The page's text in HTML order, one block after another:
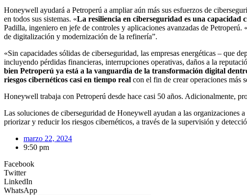
Honeywell ayudará a Petroperú a ampliar aún más sus esfuerzos de
en todos sus sistemas. «La resiliencia en ciberseguridad es una
Padilla, ingeniero en jefe de controles y aplicaciones avanzadas de
de digitalización y modernización de la refinería”.
«Sin capacidades sólidas de ciberseguridad, las empresas energéticas – que
incluyendo pérdidas financieras, interrupciones operativas, daños a la
bien Petroperú ya está a la vanguardia de la transformación digital
riesgos cibernéticos casi en tiempo real con el fin de crear operaciones más
Honeywell trabaja con Petroperú desde hace casi 50 años. Adicionalmente,
Las soluciones de ciberseguridad de Honeywell ayudan a las organizaciones
priorizar y reducir los riesgos cibernéticos, a través de la supervisión y
marzo 22, 2024
9:50 pm
Facebook
Twitter
LinkedIn
WhatsApp